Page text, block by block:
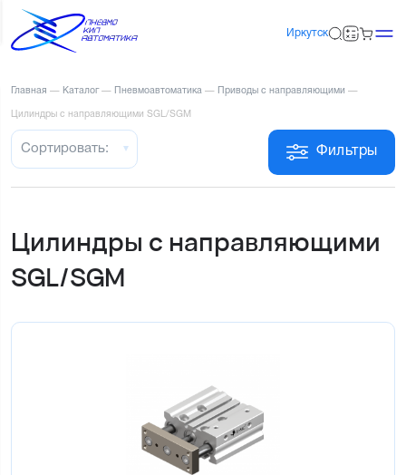
Иркутск
Главная — Каталог — Пневмоавтоматика — Приводы с направляющими —
Цилиндры с направляющими SGL/SGM
Фильтры
Сортировать:
Цилиндры с направляющими
SGL/SGM